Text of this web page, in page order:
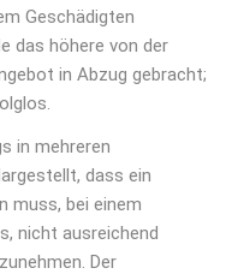
Geschädigten
das höhere von der
in Abzug gebracht;
in mehreren
dass ein
muss, bei einem
nicht ausreichend
Der